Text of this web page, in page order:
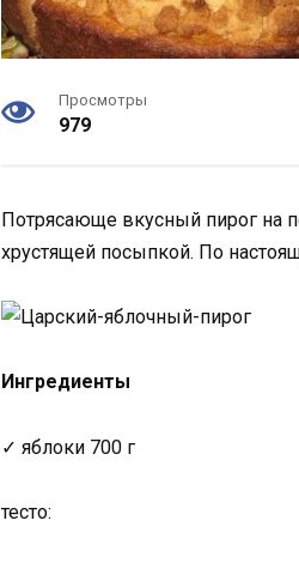
Просмотры
979
Потрясающе вкусный пирог на
хрустящей посыпкой. По
Ингредиенты
✓ яблоки 700 г
тесто: